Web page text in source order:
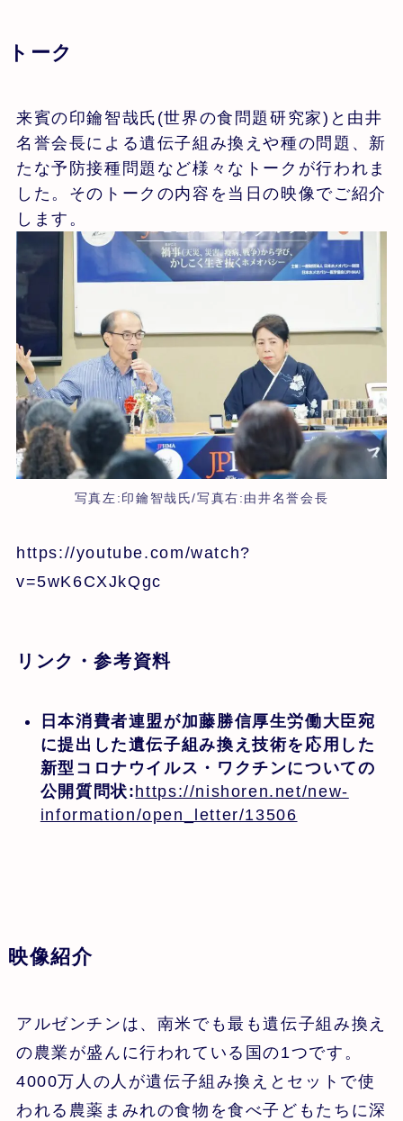
トーク
来賓の印鑰智哉氏(世界の食問題研究家)と由井
名誉会長による遺伝子組み換えや種の問題、新
たな予防接種問題など様々なトークが行われま
した。そのトークの内容を当日の映像でご紹介
します。
写真左:印鑰智哉氏/写真右:由井名誉会長
https://youtube.com/watch?
v=5wK6CXJkQgc
リンク・参考資料
日本消費者連盟が加藤勝信厚生労働大臣宛
に提出した遺伝子組み換え技術を応用した
新型コロナウイルス・ワクチンについての
公開質問状:https://nishoren.net/new-
information/open_letter/13506
映像紹介
アルゼンチンは、南米でも最も遺伝子組み換え
の農業が盛んに行われている国の1つです。
4000万人の人が遺伝子組み換えとセットで使
われる農薬まみれの食物を食べ子どもたちに深